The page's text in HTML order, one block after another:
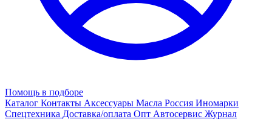
Помощь в подборе
Каталог Контакты Аксессуары Масла Россия Иномарки
Спецтехника Доставка/оплата Опт Автосервис Журнал